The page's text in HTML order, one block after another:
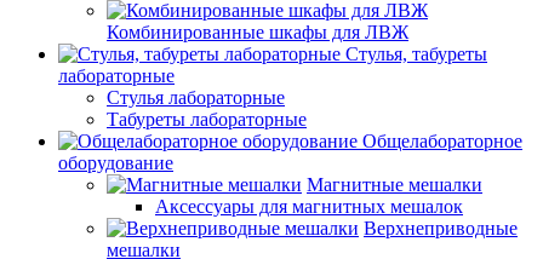
Комбинированные шкафы для ЛВЖ
Стулья, табуреты
лабораторные
Стулья лабораторные
Табуреты лабораторные
Общелабораторное
оборудование
Магнитные мешалки
Аксессуары для магнитных мешалок
Верхнеприводные
мешалки